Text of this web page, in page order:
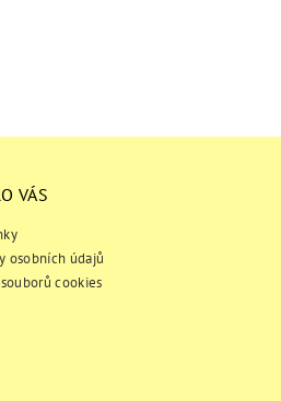
VÁS
osobních údajů
cookies